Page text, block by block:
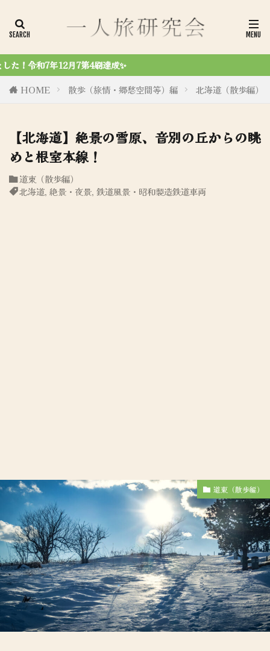
HOME
散歩（旅情・郷愁空間等）編 北海道（散歩編）
【北海道】絶景の雪原、音別の丘からの眺
めと根室本線！
道東（散歩編）
北海道, 絶景・夜景, 鉄道風景・昭和製造鉄道車両
道東（散歩編）